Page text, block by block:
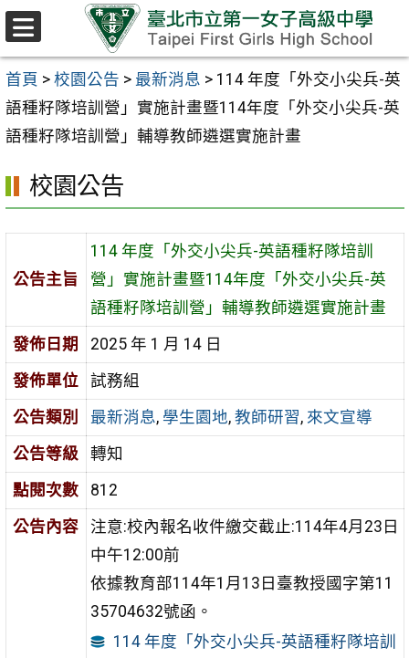
跳至主要內容區
首頁 > 校園公告 > 最新消息 > 114 年度「外交小尖兵-英
語種籽隊培訓營」實施計畫暨114年度「外交小尖兵-英
語種籽隊培訓營」輔導教師遴選實施計畫
校園公告
公告主旨
114 年度「外交小尖兵-英語種籽隊培訓
營」實施計畫暨114年度「外交小尖兵-英
語種籽隊培訓營」輔導教師遴選實施計畫
發佈日期
2025 年 1 月 14 日
發佈單位
試務組
公告類別
最新消息, 學生園地, 教師研習, 來文宣導
公告等級
轉知
點閱次數
812
公告內容
注意:校內報名收件繳交截止:114年4月23日
中午12:00前
依據教育部114年1月13日臺教授國字第11
35704632號函。
114 年度「外交小尖兵-英語種籽隊培訓
選
單